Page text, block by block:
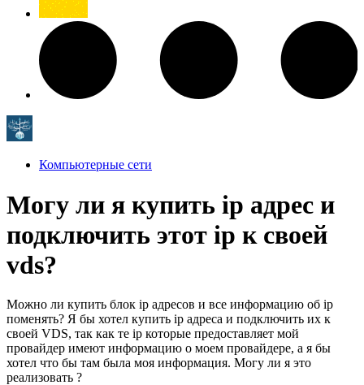
Компьютерные сети
Могу ли я купить ip адрес и
подключить этот ip к своей
vds?
Можно ли купить блок ip адресов и все информацию об ip
поменять? Я бы хотел купить ip адреса и подключить их к
своей VDS, так как те ip которые предоставляет мой
провайдер имеют информацию о моем провайдере, а я бы
хотел что бы там была моя информация. Могу ли я это
реализовать ?